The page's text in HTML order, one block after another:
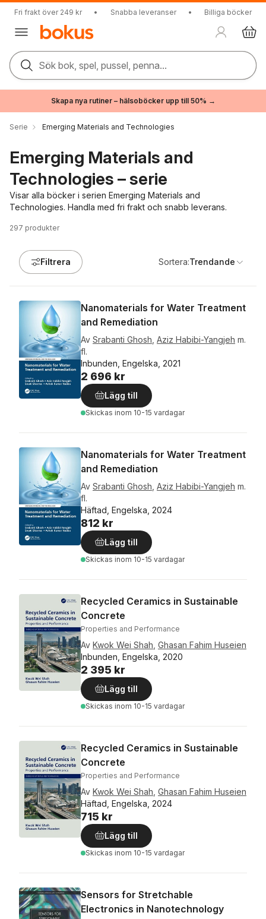
Fri frakt över 249 kr • Snabba leveranser • Billiga böcker
Sök bok, spel, pussel, penna...
Skapa nya rutiner – hälsoböcker upp till 50% →
Serie Emerging Materials and Technologies
Emerging Materials and
Technologies – serie
Visar alla böcker i serien Emerging Materials and
Technologies. Handla med fri frakt och snabb leverans.
297 produkter
Filtrera Sortera:Trendande
Nanomaterials for Water Treatment
and Remediation
Av Srabanti Ghosh Aziz Habibi-Yangjeh m.
fl.
Inbunden, Engelska, 2021
2 696 kr
Lägg till
Skickas inom 10-15 vardagar
Nanomaterials for Water Treatment
and Remediation
Av Srabanti Ghosh Aziz Habibi-Yangjeh m.
fl.
Häftad, Engelska, 2024
812 kr
Lägg till
Skickas inom 10-15 vardagar
Recycled Ceramics in Sustainable
Concrete
Properties and Performance
Av Kwok Wei Shah Ghasan Fahim Huseien
Inbunden, Engelska, 2020
2 395 kr
Lägg till
Skickas inom 10-15 vardagar
Recycled Ceramics in Sustainable
Concrete
Properties and Performance
Av Kwok Wei Shah Ghasan Fahim Huseien
Häftad, Engelska, 2024
715 kr
Lägg till
Skickas inom 10-15 vardagar
Sensors for Stretchable
Electronics in Nanotechnology